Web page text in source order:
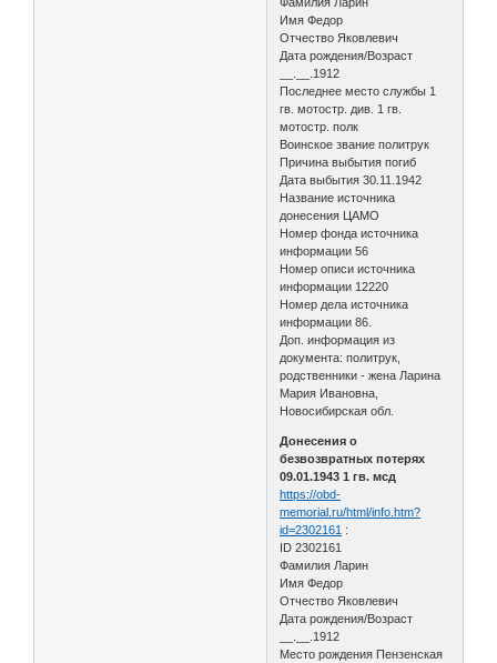
Имя Федор
Отчество Яковлевич
Дата рождения/Возраст
__.__.1912
Последнее место службы 1
гв. мотостр. див. 1 гв.
мотостр. полк
Воинское звание политрук
Причина выбытия погиб
Дата выбытия 30.11.1942
Название источника
донесения ЦАМО
Номер фонда источника
информации 56
Номер описи источника
информации 12220
Номер дела источника
информации 86.
Доп. информация из
документа: политрук,
родственники - жена Ларина
Мария Ивановна,
Новосибирская обл.
Донесения о
безвозвратных потерях
09.01.1943 1 гв. мсд
https://obd-
memorial.ru/html/info.htm?
id=2302161 :
ID 2302161
Фамилия Ларин
Имя Федор
Отчество Яковлевич
Дата рождения/Возраст
__.__.1912
Место рождения Пензенская